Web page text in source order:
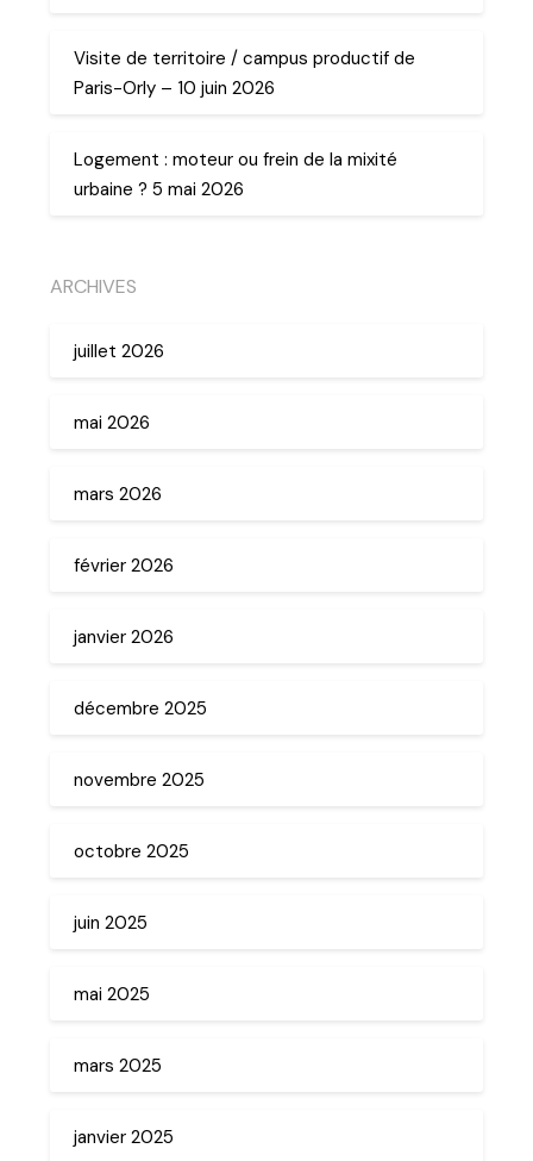
Visite de territoire / campus productif de
Paris-Orly – 10 juin 2026
Logement : moteur ou frein de la mixité
urbaine ? 5 mai 2026
ARCHIVES
juillet 2026
mai 2026
mars 2026
février 2026
janvier 2026
décembre 2025
novembre 2025
octobre 2025
juin 2025
mai 2025
mars 2025
janvier 2025